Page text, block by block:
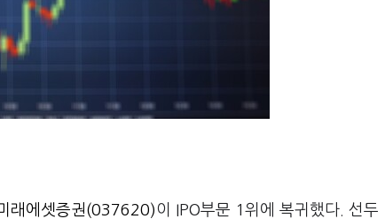
래에셋증권(037620)이 IPO부문 1위에 복귀했다. 선두